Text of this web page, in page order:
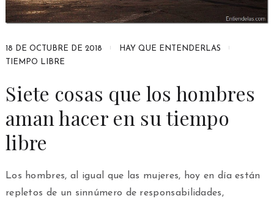
18 DE OCTUBRE DE 2018
HAY QUE ENTENDERLAS
TIEMPO LIBRE
Siete cosas que los hombres
aman hacer en su tiempo
libre
Los hombres, al igual que las mujeres, hoy en día están
repletos de un sinnúmero de responsabilidades,